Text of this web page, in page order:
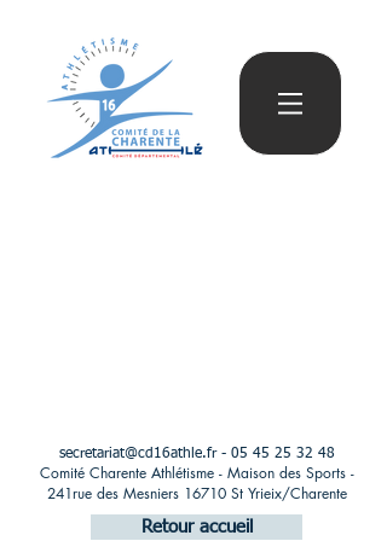
secretariat@cd16athle.fr- 05 45 25 32 48
Comité Charente Athlétisme - Maison des Sports -
241rue des Mesniers 16710 St Yrieix/Charente
Retour accueil